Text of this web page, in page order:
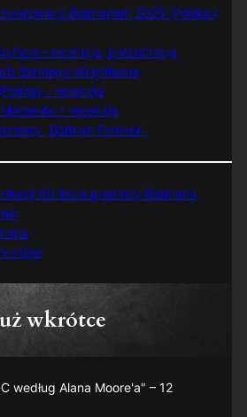
z Batmanem 2025 (Polska i
– recenzja, prezentacja
Berniego Wrightsona
– recenzja
– recenzja
„Batman Forever”
60-lecia premiery Batmana
video
wkrótce
według Alana Moore'a" – 12